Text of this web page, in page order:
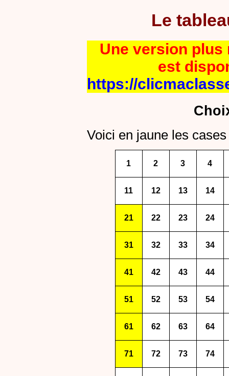
Le
Une version plus
est
https://
Voici en jaune les
1 2 3 4
11 12 13 14
21 22 23 24
31 32 33 34
41 42 43 44
51 52 53 54
61 62 63 64
71 72 73 74